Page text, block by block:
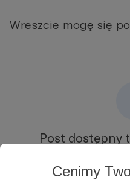
Cenimy
Wreszcie mogę się
Post dostępny